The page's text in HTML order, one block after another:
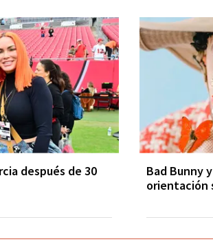
después de 30
Bad Bunny
orientación